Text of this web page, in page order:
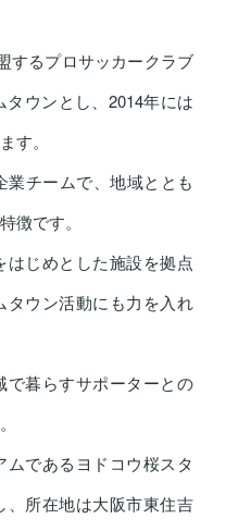
するプロサッカークラブ
ウンとし、2014年には
す。
業チームで、地域ととも
徴です。
じめとした施設を拠点
タウン活動にも力を入れ
で暮らすサポーターとの
であるヨドコウ桜スタ
、所在地は大阪市東住吉